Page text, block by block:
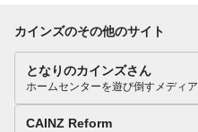
カインズのその他のサイト
となりのカインズさん
ホームセンターを遊び倒すメディア
CAINZ Reform